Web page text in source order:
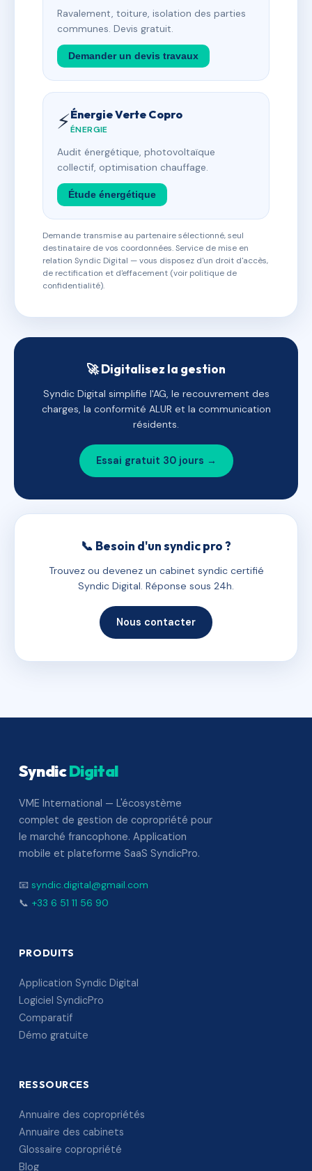
Ravalement, toiture, isolation des parties
communes. Devis gratuit.
Demander un devis travaux
⚡Énergie Verte Copro
ÉNERGIE
Audit énergétique, photovoltaïque
collectif, optimisation chauffage.
Étude énergétique
Demande transmise au partenaire sélectionné, seul
destinataire de vos coordonnées. Service de mise en
relation Syndic Digital — vous disposez d'un droit d'accès,
de rectification et d'effacement (voir politique de
confidentialité).
🚀 Digitalisez la gestion
Syndic Digital simplifie l'AG, le recouvrement des
charges, la conformité ALUR et la communication
résidents.
Essai gratuit 30 jours →
📞 Besoin d'un syndic pro ?
Trouvez ou devenez un cabinet syndic certifié
Syndic Digital. Réponse sous 24h.
Nous contacter
SyndicDigital
VME International — L'écosystème
complet de gestion de copropriété pour
le marché francophone. Application
mobile et plateforme SaaS SyndicPro.
📧 syndic.digital@gmail.com
📞 +33 6 51 11 56 90
PRODUITS
Application Syndic Digital
Logiciel SyndicPro
Comparatif
Démo gratuite
RESSOURCES
Annuaire des copropriétés
Annuaire des cabinets
Glossaire copropriété
Blog